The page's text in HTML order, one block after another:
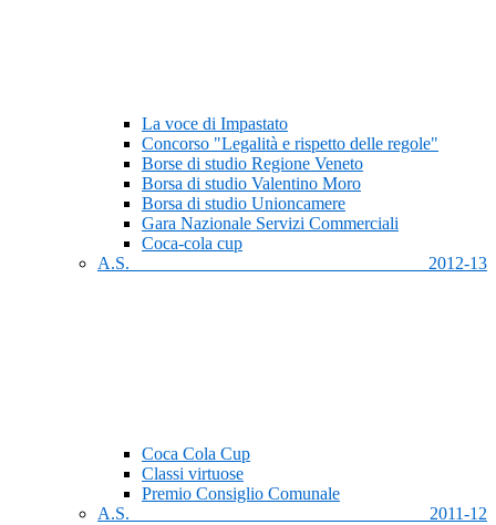
La voce di Impastato
Concorso "Legalità e rispetto delle regole"
Borse di studio Regione Veneto
Borsa di studio Valentino Moro
Borsa di studio Unioncamere
Gara Nazionale Servizi Commerciali
Coca-cola cup
A.S. 2012-13
Coca Cola Cup
Classi virtuose
Premio Consiglio Comunale
A.S. 2011-12